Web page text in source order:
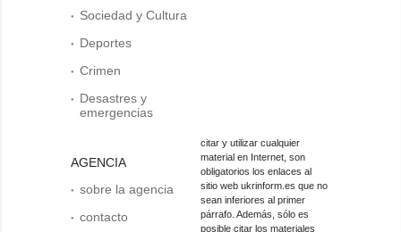
Sociedad y Cultura
Deportes
Crimen
Desastres y
emergencias
AGENCIA
sobre la agencia
contacto
citar y utilizar cualquier
material en Internet, son
obligatorios los enlaces al
sitio web ukrinform.es que no
sean inferiores al primer
párrafo. Además, sólo es
posible citar los materiales